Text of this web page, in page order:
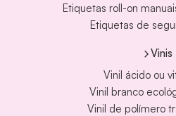
Etiquetas roll-on
Etiquetas de
Vinis
Vinil ácido ou
Vinil branco
Vinil de polímero